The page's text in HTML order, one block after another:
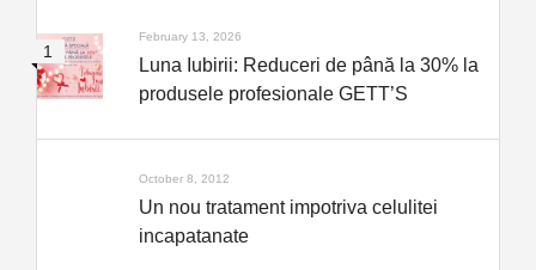
February 13, 2026
Luna Iubirii: Reduceri de până la 30% la
produsele profesionale GETT’S
October 8, 2012
Un nou tratament impotriva celulitei
incapatanate